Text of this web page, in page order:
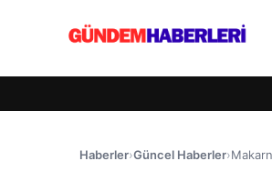
Haberler›Güncel Haberler›